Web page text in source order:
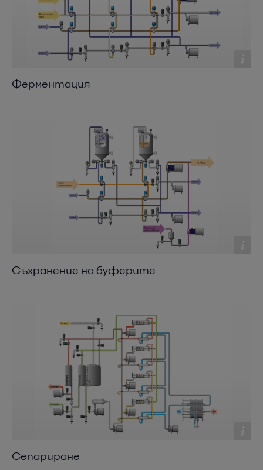
Ферментация
Съхранение на буферите
Сепариране